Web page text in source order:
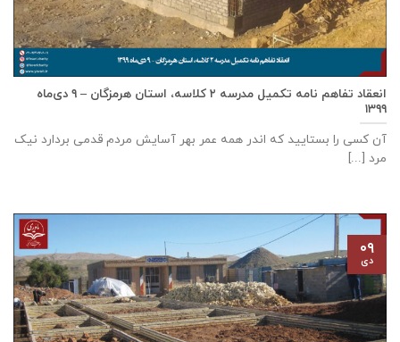
انعقاد تفاهم نامه تكميل مدرسه ٢ كلاسه، استان هرمزگان – ۹ دی‌ماه
۱۳۹۹
آن کسی را بستایید که اندر همه عمر بهر آسایش مردم قدمی بردارد نیک
مرد [...]
۰۹
دی